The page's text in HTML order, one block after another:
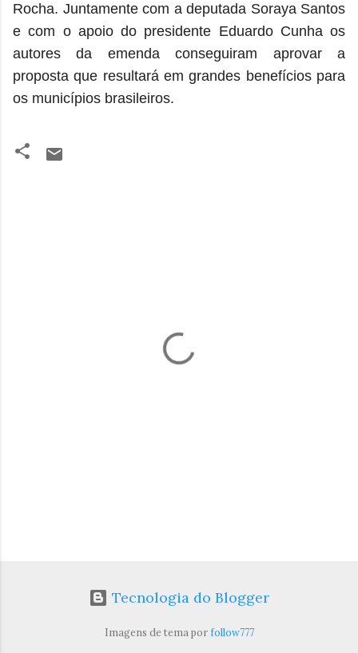
Rocha. Juntamente com a deputada Soraya Santos
e com o apoio do presidente Eduardo Cunha os
autores da emenda conseguiram aprovar a
proposta que resultará em grandes benefícios para
os municípios brasileiros.
Tecnologia do Blogger
Imagens de tema porfollow777